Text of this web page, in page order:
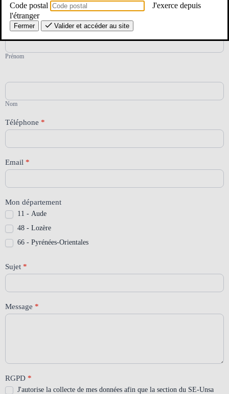
d’aide :
Contactez-
11-
Prénom*
Prénom
Nom
Téléphone *
Email *
Mon département
11 - Aude
48 - Lozère
66 - Pyrénées-Orientales
Sujet *
Message *
RGPD *
Code postal
J'exerce depuis
l'étranger
Fermer Valider et accéder au site